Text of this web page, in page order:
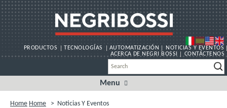
PRODUCTOS TECNOLOGÍAS AUTOMATIZACIÓN
NOTICIAS Y EVENTOS
ACERCA DE NEGRI BOSSI
CONTÁCTENOS
Menu
Skip
to
Home Home > Noticias Y Eventos